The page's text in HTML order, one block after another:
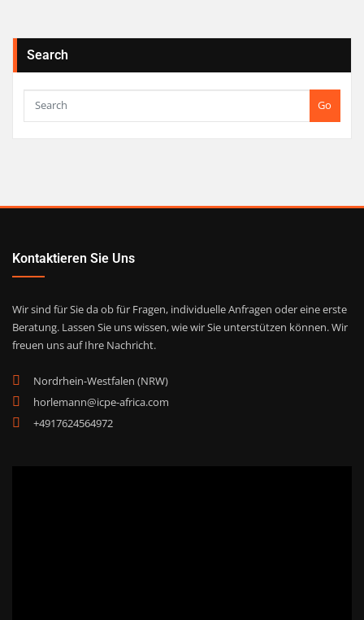
Search
Go
Kontaktieren Sie Uns
Wir sind für Sie da ob für Fragen, individuelle Anfragen oder eine erste
Beratung. Lassen Sie uns wissen, wie wir Sie unterstützen können. Wir
freuen uns auf Ihre Nachricht.
Nordrhein-Westfalen (NRW)
horlemann@icpe-africa.com
+4917624564972